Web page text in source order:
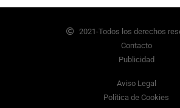
2021-Todos los derechos
Contacto
Publicidad
Aviso Legal
Política de Cookies